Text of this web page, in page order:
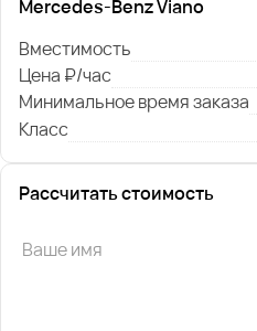
Mercedes-Benz Viano
Вместимость
Цена ₽/час
Минимальное время заказа
Класс
Рассчитать стоимость